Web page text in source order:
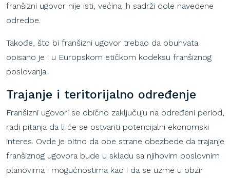
franšizni ugovor nije isti, većina ih sadrži dole navedene
odredbe.
Takođe, što bi franšizni ugovor trebao da obuhvata
opisano je i u Europskom etičkom kodeksu franšiznog
poslovanja.
Trajanje i teritorijalno određenje
Franšizni ugovori se obično zaključuju na određeni period,
radi pitanja da li će se ostvariti potencijalni ekonomski
interes. Ovde je bitno da obe strane obezbede da trajanje
franšiznog ugovora bude u skladu sa njihovim poslovnim
planovima i mogućnostima kao i da se uzme u obzir